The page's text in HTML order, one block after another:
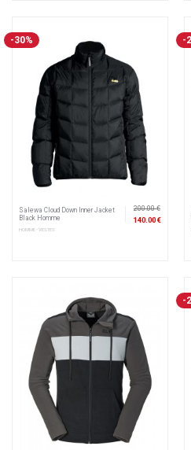
-30%
Salewa Cloud Down Inner Jacket
Black Homme
HOMME • VESTES
200.00 €
140.00 €
-
-